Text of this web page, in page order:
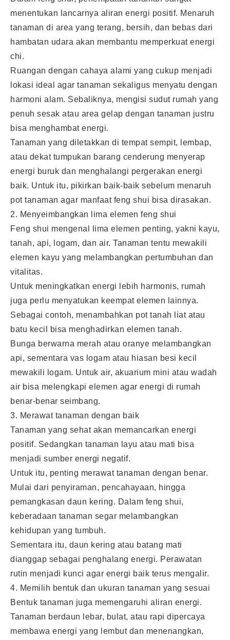
menentukan lancarnya aliran energi positif. Menaruh
tanaman di area yang terang, bersih, dan bebas dari
hambatan udara akan membantu memperkuat energi
chi.
Ruangan dengan cahaya alami yang cukup menjadi
lokasi ideal agar tanaman sekaligus menyatu dengan
harmoni alam. Sebaliknya, mengisi sudut rumah yang
penuh sesak atau area gelap dengan tanaman justru
bisa menghambat energi.
Tanaman yang diletakkan di tempat sempit, lembap,
atau dekat tumpukan barang cenderung menyerap
energi buruk dan menghalangi pergerakan energi
baik. Untuk itu, pikirkan baik-baik sebelum menaruh
pot tanaman agar manfaat feng shui bisa dirasakan.
2. Menyeimbangkan lima elemen feng shui
Feng shui mengenal lima elemen penting, yakni kayu,
tanah, api, logam, dan air. Tanaman tentu mewakili
elemen kayu yang melambangkan pertumbuhan dan
vitalitas.
Untuk meningkatkan energi lebih harmonis, rumah
juga perlu menyatukan keempat elemen lainnya.
Sebagai contoh, menambahkan pot tanah liat atau
batu kecil bisa menghadirkan elemen tanah.
Bunga berwarna merah atau oranye melambangkan
api, sementara vas logam atau hiasan besi kecil
mewakili logam. Untuk air, akuarium mini atau wadah
air bisa melengkapi elemen agar energi di rumah
benar-benar seimbang.
3. Merawat tanaman dengan baik
Tanaman yang sehat akan memancarkan energi
positif. Sedangkan tanaman layu atau mati bisa
menjadi sumber energi negatif.
Untuk itu, penting merawat tanaman dengan benar.
Mulai dari penyiraman, pencahayaan, hingga
pemangkasan daun kering. Dalam feng shui,
keberadaan tanaman segar melambangkan
kehidupan yang tumbuh.
Sementara itu, daun kering atau batang mati
dianggap sebagai penghalang energi. Perawatan
rutin menjadi kunci agar energi baik terus mengalir.
4. Memilih bentuk dan ukuran tanaman yang sesuai
Bentuk tanaman juga memengaruhi aliran energi.
Tanaman berdaun lebar, bulat, atau rapi dipercaya
membawa energi yang lembut dan menenangkan,